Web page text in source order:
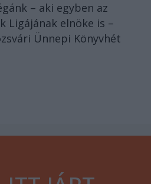
– aki egyben az
Ligájának elnöke is –
Ünnepi Könyvhét